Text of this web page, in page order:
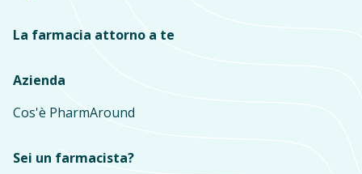
La farmacia attorno a te
Azienda
Cos'è PharmAround
Sei un farmacista?